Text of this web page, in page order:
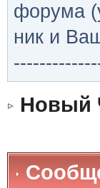
форума
ник и
Новый